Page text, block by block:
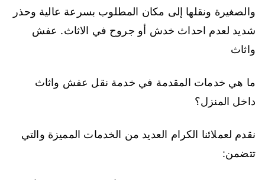
والصغيرة ونقلها إلى مكان المطلوب بسرعة عالية وحذر
شديد لعدم احداث خدش أو جروح في الاثاث. عفش
واثاث
ما هي خدمات المقدمة في خدمة نقل عفش واثاث
داخل المنزل؟
نقدم لعملائنا الكرام العديد من الخدمات المميزة والتي
تتضمن: